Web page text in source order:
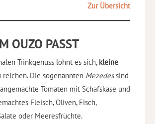
Zur Übersicht
OUZO PASST
Trinkgenuss lohnt es sich, kleine
reichen. Die sogenannten Mezedessind
Tomaten mit Schafskäse und
Fleisch, Oliven, Fisch,
oder Meeresfrüchte.